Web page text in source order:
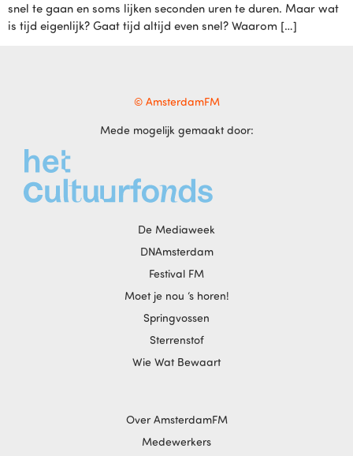
snel te gaan en soms lijken seconden uren te duren. Maar wat
is tijd eigenlijk? Gaat tijd altijd even snel? Waarom […]
© AmsterdamFM
Mede mogelijk gemaakt door:
De Mediaweek
DNAmsterdam
Festival FM
Moet je nou ‘s horen!
Springvossen
Sterrenstof
Wie Wat Bewaart
Over AmsterdamFM
Medewerkers